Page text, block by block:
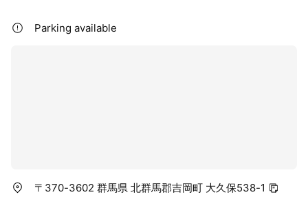
Parking available
〒370-3602 群馬県 北群馬郡吉岡町 大久保538-1